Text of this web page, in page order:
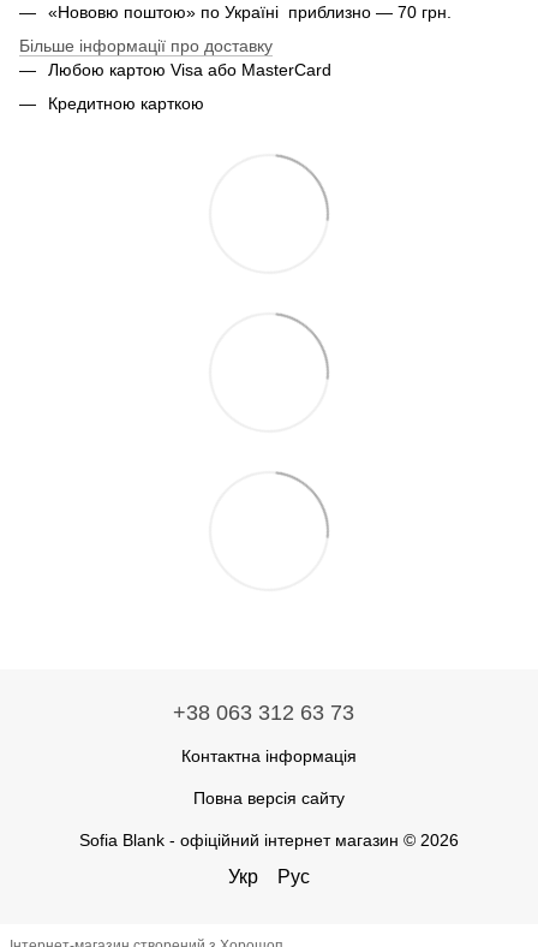
«Нововю поштою» по Україні приблизно — 70 грн.
Більше інформації про доставку
Любою картою Visa або MasterCard
Кредитною карткою
+38 063 312 63 73
Контактна інформація
Повна версія сайту
Sofia Blank - офіційний інтернет магазин © 2026
Укр Рус